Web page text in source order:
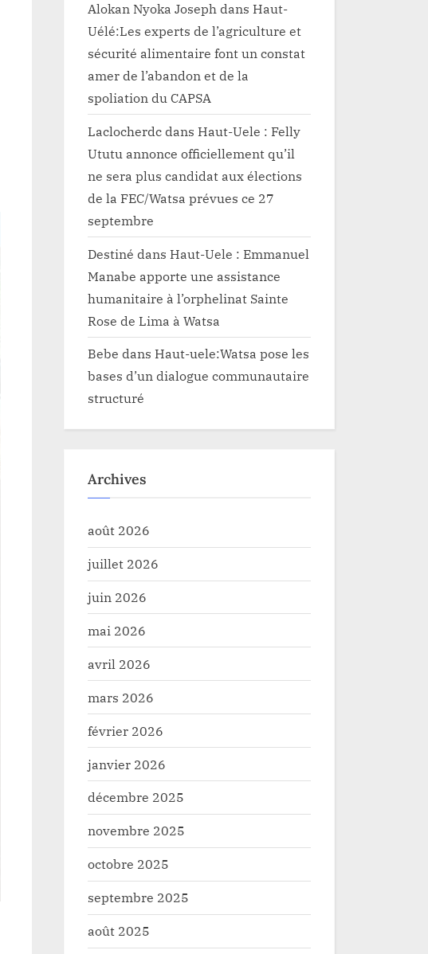
Alokan Nyoka Joseph dans Haut-
Uélé:Les experts de l’agriculture et
sécurité alimentaire font un constat
amer de l’abandon et de la
spoliation du CAPSA
Laclocherdcdans Haut-Uele : Felly
Ututu annonce officiellement qu’il
ne sera plus candidat aux élections
de la FEC/Watsa prévues ce 27
septembre
Destiné dans Haut-Uele : Emmanuel
Manabe apporte une assistance
humanitaire à l’orphelinat Sainte
Rose de Lima à Watsa
Bebe dans Haut-uele:Watsa pose les
bases d’un dialogue communautaire
structuré
Archives
août 2026
juillet 2026
juin 2026
mai 2026
avril 2026
mars 2026
février 2026
janvier 2026
décembre 2025
novembre 2025
octobre 2025
septembre 2025
août 2025